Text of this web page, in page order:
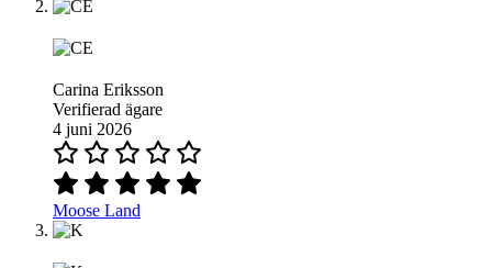
Carina Eriksson
Verifierad ägare
4 juni 2026
Moose Land